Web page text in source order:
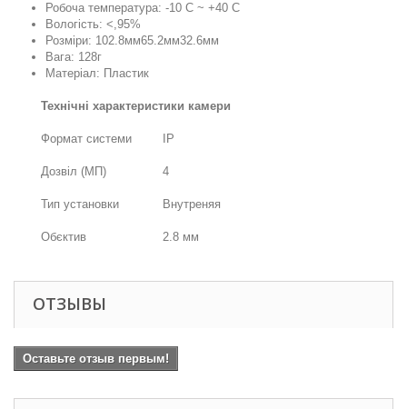
Робоча температура: -10 C ~ +40 C
Вологість: <,95%
Розміри: 102.8мм65.2мм32.6мм
Вага: 128г
Матеріал: Пластик
Технічні характеристики камери
Формат системи IP
Дозвіл (МП) 4
Тип установки Внутреняя
Обєктив 2.8 мм
ОТЗЫВЫ
Оставьте отзыв первым!